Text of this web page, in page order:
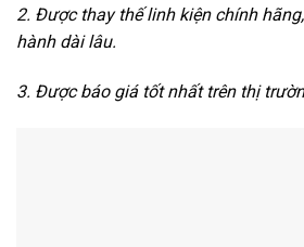
2. Được thay thế linh kiện chính
hành dài lâu.
3. Được báo giá tốt nhất trên thị